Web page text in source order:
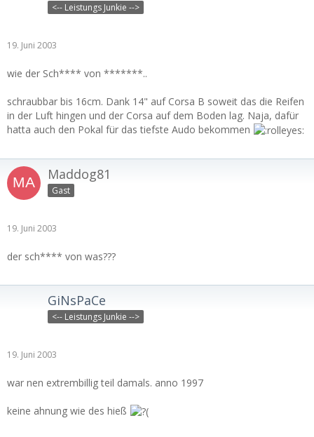
<-- Leistungs Junkie -->
19. Juni 2003
wie der Sch**** von *******..
schraubbar bis 16cm. Dank 14" auf Corsa B soweit das die Reifen
in der Luft hingen und der Corsa auf dem Boden lag. Naja, dafür
hatta auch den Pokal für das tiefste Audo bekommen
Maddog81
Gast
19. Juni 2003
der sch**** von was???
GiNsPaCe
<-- Leistungs Junkie -->
19. Juni 2003
war nen extrembillig teil damals. anno 1997
keine ahnung wie des hieß